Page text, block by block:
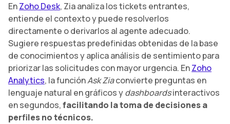
EnZoho Desk, Zia analiza los tickets entrantes,
entiende el contexto y puede resolverlos
directamente o derivarlos al agente adecuado.
Sugiere respuestas predefinidas obtenidas de la base
de conocimientos y aplica análisis de sentimiento para
priorizar las solicitudes con mayor urgencia. EnZoho
Analytics, la funciónAsk Ziaconvierte preguntas en
lenguaje natural en gráficos ydashboardsinteractivos
en segundos,facilitando la toma de decisiones a
perfiles no técnicos.